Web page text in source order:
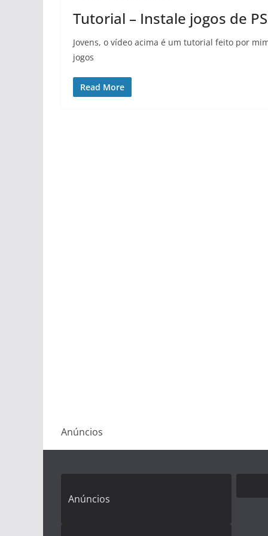
Tutorial – Instale jogos de
Jovens, o vídeo acima é um tutorial feito por
jogos
Read More
Anúncios
Anúncios